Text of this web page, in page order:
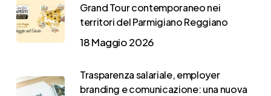
Grand Tour contemporaneo nei
territori del Parmigiano Reggiano
18 Maggio 2026
Trasparenza salariale, employer
branding e comunicazione: una nuova